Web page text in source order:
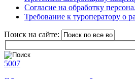
Согласие на обработку
Требование к туроператору о
Поиск на сайте:
5007